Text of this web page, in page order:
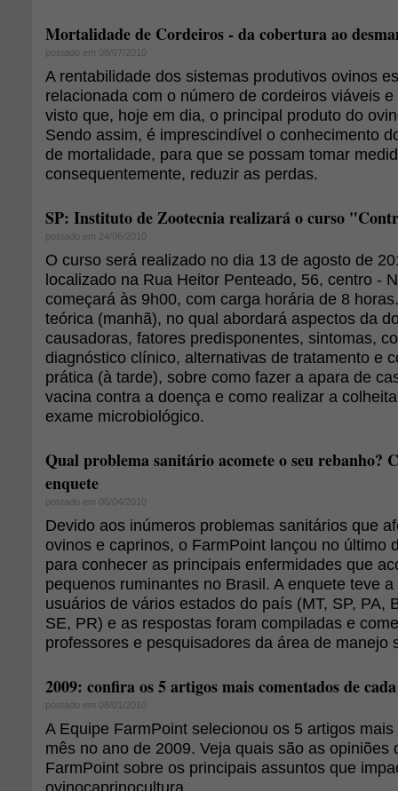
Mortalidade de Cordeiros - da cobertura ao
postado em 08/07/2010
A rentabilidade dos sistemas produtivos ovinos
relacionada com o número de cordeiros viáveis
visto que, hoje em dia, o principal produto do
Sendo assim, é imprescindível o conhecimento
de mortalidade, para que se possam tomar
consequentemente, reduzir as perdas.
SP: Instituto de Zootecnia realizará o curso
postado em 24/06/2010
O curso será realizado no dia 13 de agosto de
localizado na Rua Heitor Penteado, 56, centro -
começará às 9h00, com carga horária de 8
teórica (manhã), no qual abordará aspectos da
causadoras, fatores predisponentes, sintomas,
diagnóstico clínico, alternativas de tratamento e
prática (à tarde), sobre como fazer a apara de
vacina contra a doença e como realizar a
exame microbiológico.
Qual problema sanitário acomete o seu rebanho?
enquete
postado em 06/04/2010
Devido aos inúmeros problemas sanitários que
ovinos e caprinos, o FarmPoint lançou no último
para conhecer as principais enfermidades que
pequenos ruminantes no Brasil. A enquete teve
usuários de vários estados do país (MT, SP, PA,
SE, PR) e as respostas foram compiladas e
professores e pesquisadores da área de manejo
2009: confira os 5 artigos mais comentados de
postado em 08/01/2010
A Equipe FarmPoint selecionou os 5 artigos
mês no ano de 2009. Veja quais são as opiniões
FarmPoint sobre os principais assuntos que
ovinocaprinocultura.